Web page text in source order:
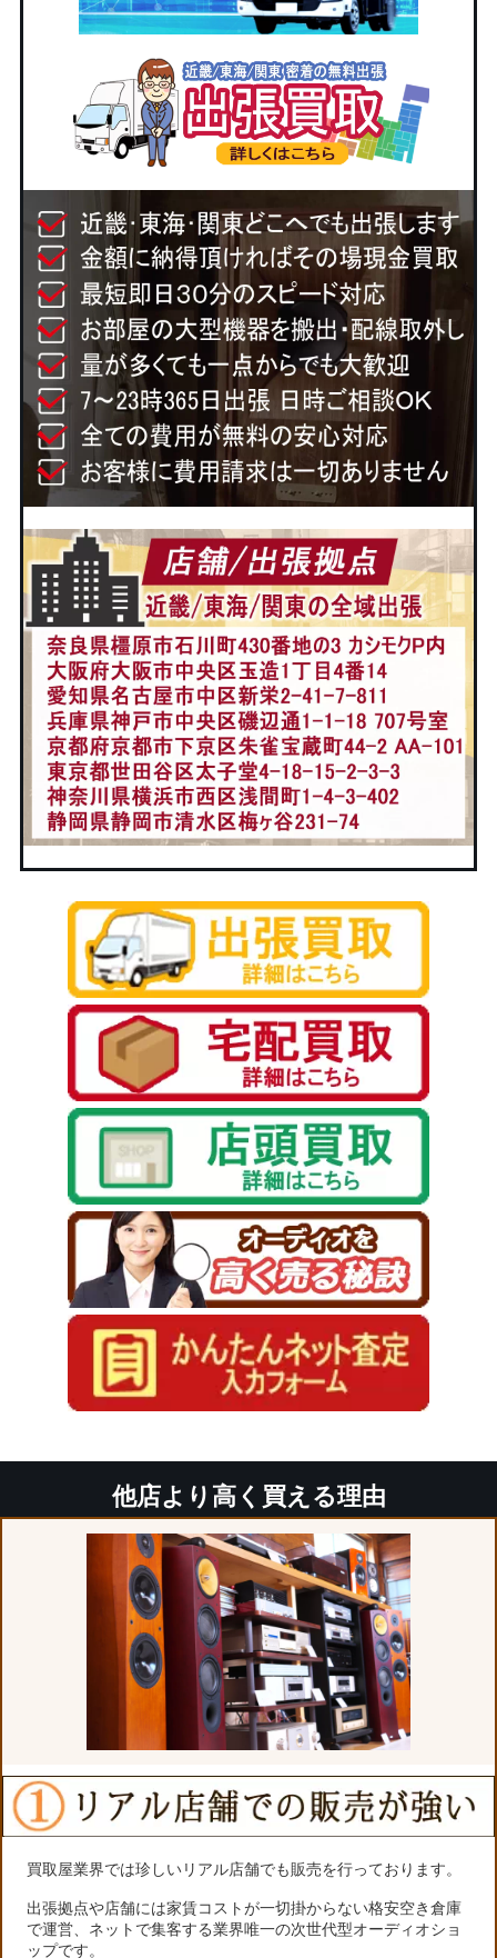
他店より高く買える理由
買取屋業界では珍しいリアル店舗でも販売を行っております。
出張拠点や店舗には家賃コストが一切掛からない格安空き倉庫
で運営、ネットで集客する業界唯一の次世代型オーディオショ
ップです。